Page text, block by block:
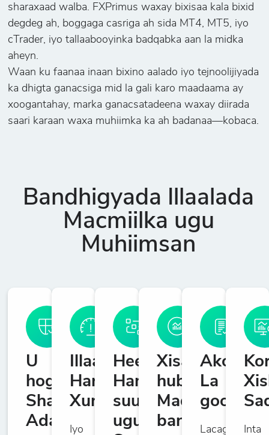
sharaxaad walba. FXPrimus waxay bixisaa kala bixid
degdeg ah, boggaga casriga ah sida MT4, MT5, iyo
cTrader, iyo tallaabooyinka badqabka aan la midka
aheyn.
Waan ku faanaa inaan bixino aalado iyo tejnoolijiyada
ka dhigta ganacsiga mid la gali karo maadaama ay
xoogantahay, marka ganacsatadeena waxay diirada
saari karaan waxa muhiimka ka ah badanaa—kobaca.
Bandhigyada Illaalada
Macmiilka ugu
Muhiimsan
U
hogaansanaanta
Sharciga
Adag
Illaalada
Haraaga
Xun
Iyo
Heerka
Hantida
suuqa
ugu
Xisaab
hubinta
Madaxa
banaan
La
LacagahaInta